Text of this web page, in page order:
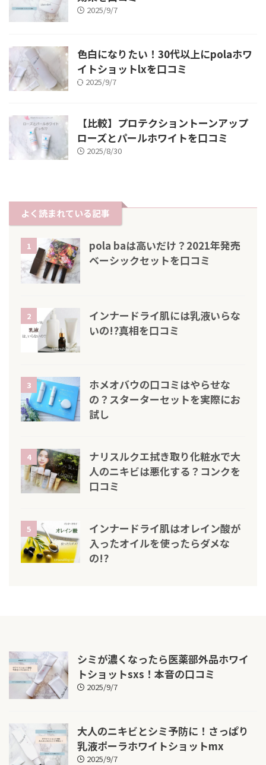
2025/9/7
色白になりたい！30代以上にpolaホワ
イトショットlxを口コミ
2025/9/7
【比較】プロテクショントーンアップ
ローズとパールホワイトを口コミ
2025/8/30
よく読まれている記事
1
pola baは高いだけ？2021年発売
ベーシックセットを口コミ
2
インナードライ肌には乳液いらな
いの!?真相を口コミ
3
ホメオバウの口コミはやらせな
の？スターターセットを実際にお
試し
4
ナリスルクエ拭き取り化粧水で大
人のニキビは悪化する？コンクを
口コミ
5
インナードライ肌はオレイン酸が
入ったオイルを使ったらダメな
の!?
シミが濃くなったら医薬部外品ホワイ
トショットsxs！本音の口コミ
2025/9/7
大人のニキビとシミ予防に！さっぱり
乳液ポーラホワイトショットmx
2025/9/7